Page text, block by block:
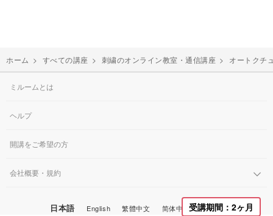
ホーム > すべての講座 > 刺繍のオンライン教室・通信講座 > オートクチ
受講期間：2ヶ月
ミルームとは
ヘルプ
開講をご希望の方
会社概要・規約
日本語 English 繁體中文 简体中文 한국어